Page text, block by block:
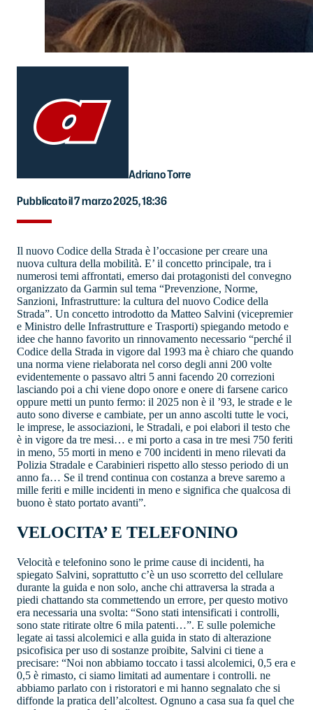
Adriano Torre
Pubblicato il 7 marzo 2025, 18:36
Il nuovo Codice della Strada è l’occasione per creare una
nuova cultura della mobilità. E’ il concetto principale, tra i
numerosi temi affrontati, emerso dai protagonisti del convegno
organizzato da Garmin sul tema “Prevenzione, Norme,
Sanzioni, Infrastrutture: la cultura del nuovo Codice della
Strada”. Un concetto introdotto da Matteo Salvini (vicepremier
e Ministro delle Infrastrutture e Trasporti) spiegando metodo e
idee che hanno favorito un rinnovamento necessario “perché il
Codice della Strada in vigore dal 1993 ma è chiaro che quando
una norma viene rielaborata nel corso degli anni 200 volte
evidentemente o passavo altri 5 anni facendo 20 correzioni
lasciando poi a chi viene dopo onore e onere di farsene carico
oppure metti un punto fermo: il 2025 non è il ’93, le strade e le
auto sono diverse e cambiate, per un anno ascolti tutte le voci,
le imprese, le associazioni, le Stradali, e poi elabori il testo che
è in vigore da tre mesi… e mi porto a casa in tre mesi 750 feriti
in meno, 55 morti in meno e 700 incidenti in meno rilevati da
Polizia Stradale e Carabinieri rispetto allo stesso periodo di un
anno fa… Se il trend continua con costanza a breve saremo a
mille feriti e mille incidenti in meno e significa che qualcosa di
buono è stato portato avanti”.
VELOCITA’ E TELEFONINO
Velocità e telefonino sono le prime cause di incidenti, ha
spiegato Salvini, soprattutto c’è un uso scorretto del cellulare
durante la guida e non solo, anche chi attraversa la strada a
piedi chattando sta commettendo un errore, per questo motivo
era necessaria una svolta: “Sono stati intensificati i controlli,
sono state ritirate oltre 6 mila patenti…”. E sulle polemiche
legate ai tassi alcolemici e alla guida in stato di alterazione
psicofisica per uso di sostanze proibite, Salvini ci tiene a
precisare: “Noi non abbiamo toccato i tassi alcolemici, 0,5 era e
0,5 è rimasto, ci siamo limitati ad aumentare i controlli. ne
abbiamo parlato con i ristoratori e mi hanno segnalato che si
diffonde la pratica dell’alcoltest. Ognuno a casa sua fa quel che